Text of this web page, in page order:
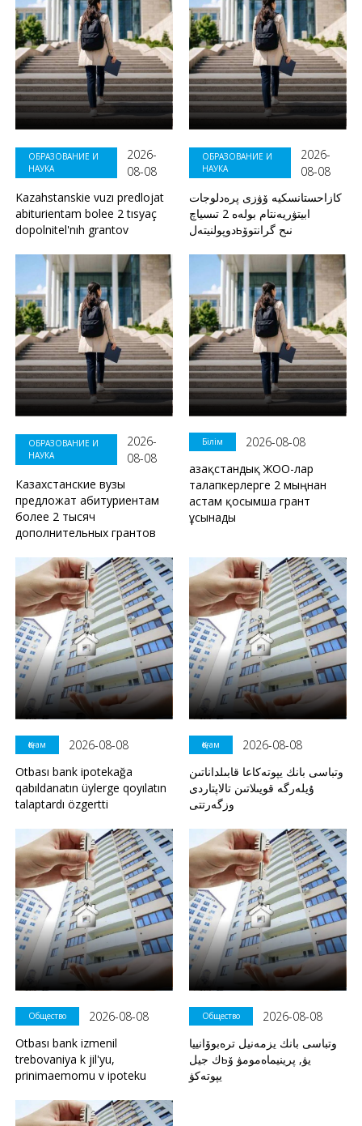
ОБРАЗОВАНИЕ И
НАУКА
2026-
08-08
Kazahstanskie vuzı predlojat
abiturientam bolee 2 tısyaç
dopolnitel'nıh grantov
ОБРАЗОВАНИЕ И
НАУКА
2026-
08-08
كازاحستانسكيە ۆۋزى پرەدلوجات
ابيتۋريەنتام بولەە 2 تىسياچ
دوپولنيتەلьنىح گرانتوۆ
ОБРАЗОВАНИЕ И
НАУКА
2026-
08-08
Казахстанские вузы
предложат абитуриентам
более 2 тысяч
дополнительных грантов
Білім
2026-08-08
Қазақстандық ЖОО-лар
талапкерлерге 2 мыңнан
астам қосымша грант
ұсынады
Қоғам
2026-08-08
Otbası bank ipotekağa
qabıldanatın üylerge qoyılatın
talaptardı özgertti
Қоғам
2026-08-08
وتباسى بانك يپوتەكاعا قابىلداناتىن
ۇيلەرگە قويىلاتىن تالاپتاردى
وزگەرتتى
Общество
2026-08-08
Otbası bank izmenil
trebovaniya k jil'yu,
prinimaemomu v ipoteku
Общество
2026-08-08
وتباسى بانك يزمەنيل ترەبوۆانييا
ك جيلьيۋ, پرينيماەمومۋ ۆ
يپوتەكۋ